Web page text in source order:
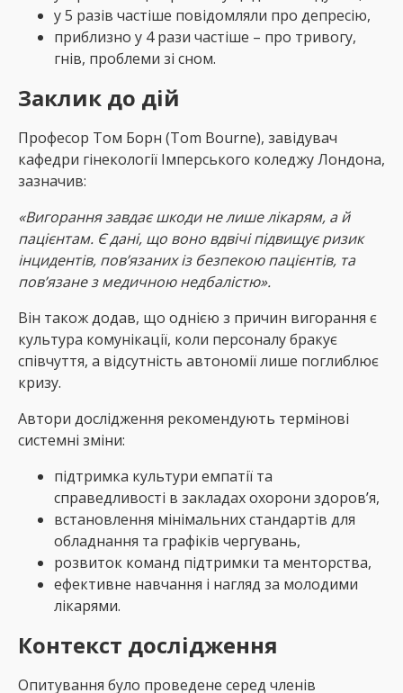
у 5 разів частіше повідомляли про депресію,
приблизно у 4 рази частіше – про тривогу,
гнів, проблеми зі сном.
Заклик до дій
Професор Том Борн (Tom Bourne), завідувач
кафедри гінекології Імперського коледжу Лондона,
зазначив:
«Вигорання завдає шкоди не лише лікарям, а й
пацієнтам. Є дані, що воно вдвічі підвищує ризик
інцидентів, пов’язаних із безпекою пацієнтів, та
пов’язане з медичною недбалістю».
Він також додав, що однією з причин вигорання є
культура комунікації, коли персоналу бракує
співчуття, а відсутність автономії лише поглиблює
кризу.
Автори дослідження рекомендують термінові
системні зміни:
підтримка культури емпатії та
справедливості в закладах охорони здоров’я,
встановлення мінімальних стандартів для
обладнання та графіків чергувань,
розвиток команд підтримки та менторства,
ефективне навчання і нагляд за молодими
лікарями.
Контекст дослідження
Опитування було проведене серед членів